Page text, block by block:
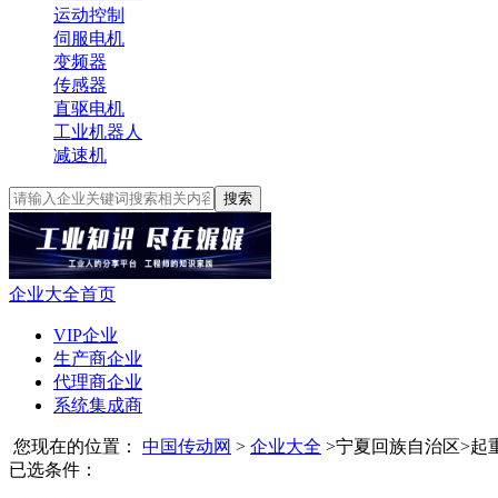
运动控制
伺服电机
变频器
传感器
直驱电机
工业机器人
减速机
搜索
企业大全首页
VIP企业
生产商企业
代理商企业
系统集成商
您现在的位置： 中国传动网 > 企业大全 >宁夏回族自治区>起
已选条件：